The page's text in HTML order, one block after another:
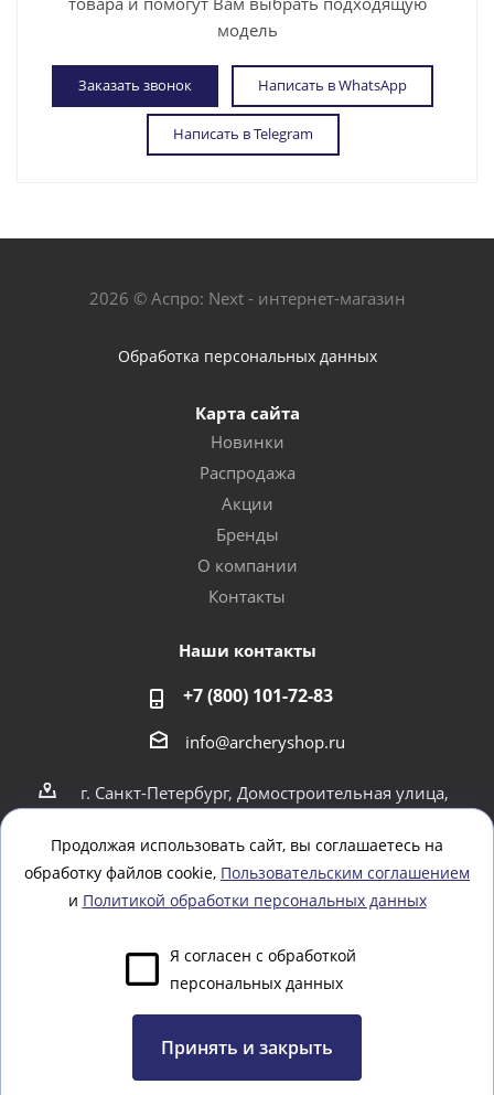
модель
Заказать звонок Написать в WhatsApp
Написать в Telegram
2026 © Аспро: Next - интернет-магазин
Обработка персональных данных
Карта сайта
Новинки
Распродажа
Акции
Бренды
О компании
Контакты
Наши контакты
+7 (800) 101-72-83
info@archeryshop.ru
г. Санкт-Петербург, Домостроительная улица,
г. Санкт-Петербург Пионерская 21
Оставайтесь на связи
Продолжая использовать сайт, вы соглашаетесь на
обработку файлов cookie, Пользовательским соглашением
и Политикой обработки персональных данных
Я согласен с обработкой
персональных данных
Принять и закрыть